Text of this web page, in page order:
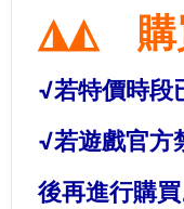
◮◭ 購
√若特價時段
√若遊戲官方
後再進行購買